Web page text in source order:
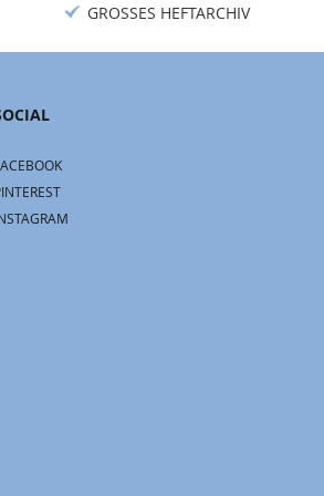
GROSSES HEFTARCHIV